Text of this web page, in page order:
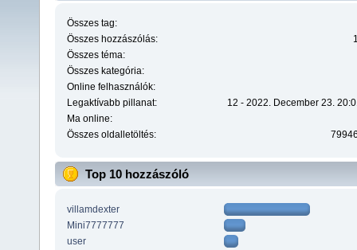
Összes tag:
Összes hozzászólás:
Összes téma:
Összes kategória:
Online felhasználók:
Legaktívabb pillanat:
12 - 2022. December 23.
Ma online:
Összes oldalletöltés:
Top 10 hozzászóló
villamdexter
Mini7777777
user